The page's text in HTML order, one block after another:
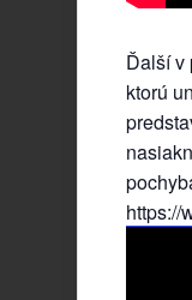
Ďalší v
ktorú
https://